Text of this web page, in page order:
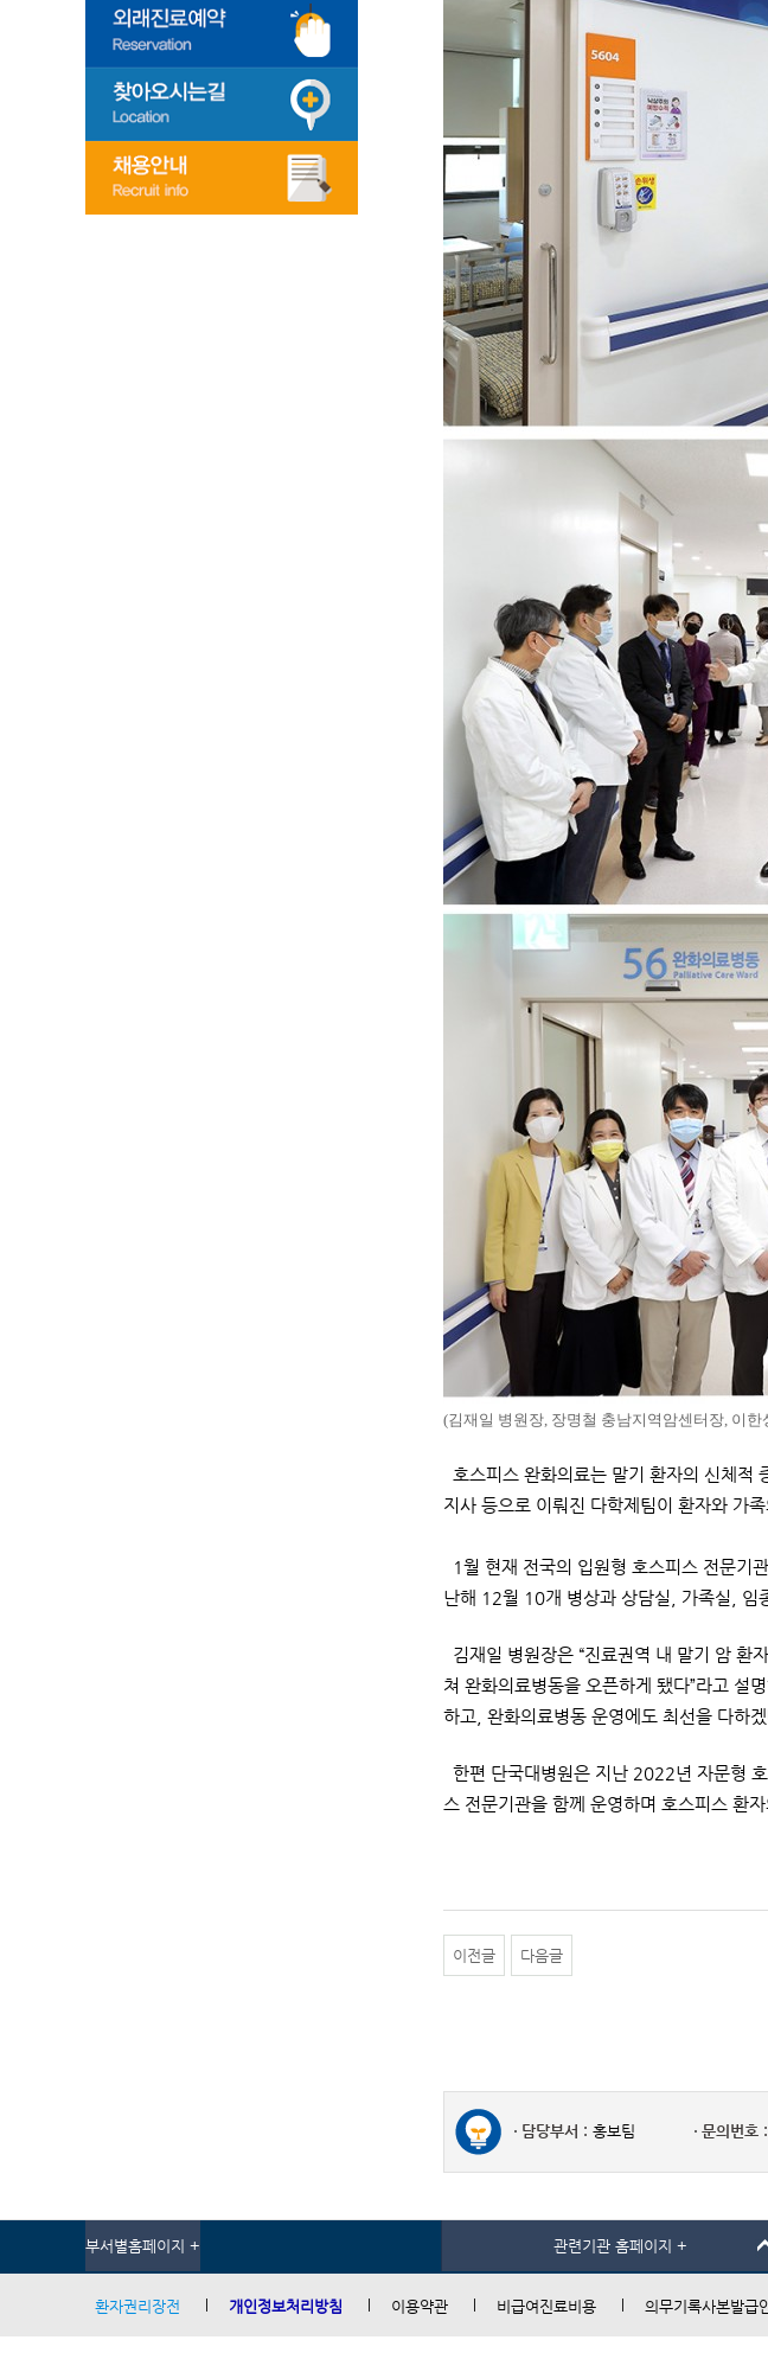
(김재일 병원장, 장명철 충남지역암센터장, 이
호스피스 완화의료는 말기 환자의 신체적
지사 등으로 이뤄진 다학제팀이 환자와 가
1월 현재 전국의 입원형 호스피스 전문기
난해 12월 10개 병상과 상담실, 가족실, 임
김재일 병원장은 “진료권역 내 말기 암 환
쳐 완화의료병동을 오픈하게 됐다”라고 설
하고, 완화의료병동 운영에도 최선을 다하겠
한편 단국대병원은 지난 2022년 자문형
스 전문기관을 함께 운영하며 호스피스 환
이전글 다음글
담당부서 : 홍보팀 문의번호 :
부서별홈페이지 + 관련기관 홈페이지 +
환자권리장전 개인정보처리방침 이용약관 비급여진료비용 의무기록사본발급